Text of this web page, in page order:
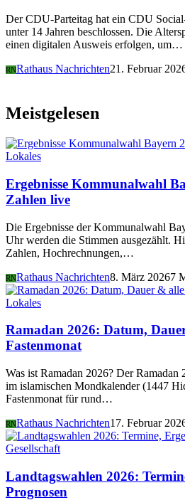
Der CDU-Parteitag hat ein CDU
unter 14 Jahren beschlossen. Die
einen digitalen Ausweis erfolgen, um…
RNRathaus Nachrichten21. Februar
Meistgelesen
Lokales
Ergebnisse Kommunalwahl
Zahlen live
Die Ergebnisse der Kommunalwahl
Uhr werden die Stimmen ausgezählt.
Zahlen, Hochrechnungen,…
RNRathaus Nachrichten8. März 20267
Lokales
Ramadan 2026: Datum,
Fastenmonat
Was ist Ramadan 2026? Der Ramadan
im islamischen Mondkalender (1447
Fastenmonat für rund…
RNRathaus Nachrichten17. Februar
Gesellschaft
Landtagswahlen 2026:
Prognosen